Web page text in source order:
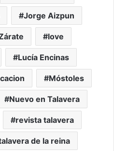
Jorge Aizpun
love
Lucía Encinas
Móstoles
Nuevo en Talavera
revista talavera
de la reina